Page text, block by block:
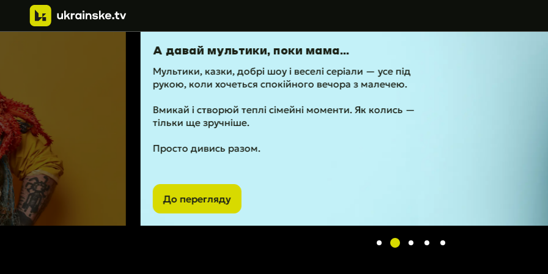
А давай мультики, поки мама...
Мультики, казки, добрі шоу і веселі серіали — усе під
рукою, коли хочеться спокійного вечора з малечею.
Вмикай і створюй теплі сімейні моменти. Як колись —
тільки ще зручніше.
Просто дивись разом.